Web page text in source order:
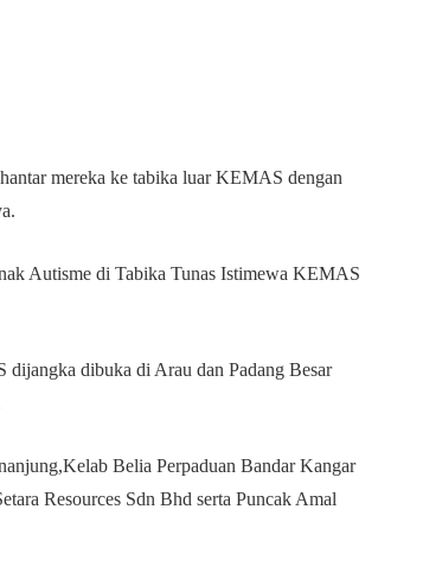
mereka ke tabika luar KEMAS dengan
Autisme di Tabika Tunas Istimewa KEMAS
dibuka di Arau dan Padang Besar
Belia Perpaduan Bandar Kangar
Resources Sdn Bhd serta Puncak Amal